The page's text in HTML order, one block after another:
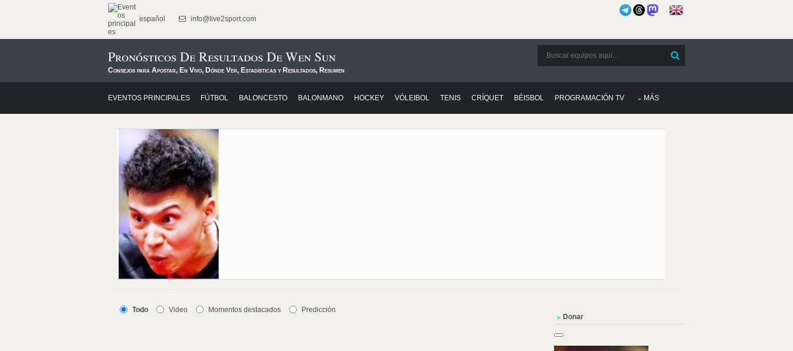
español info@live2sport.com
Pronósticos De Resultados De Wen Sun
Consejos para Apostar, En Vivo, Dónde Ver, Estadísticas y Resultados, Resumen
EVENTOS PRINCIPALES FÚTBOL BALONCESTO BALONMANO HOCKEY VÓLEIBOL TENIS CRÍQUET BÉISBOL PROGRAMACIÓN TV MÁS
Todo Video Momentos destacados Predicción
Donar